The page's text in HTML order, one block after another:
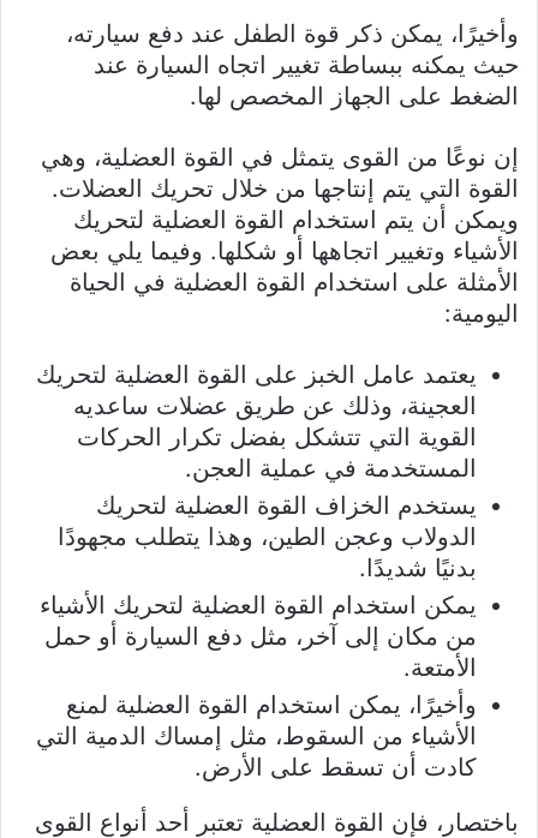
وأخيرًا، يمكن ذكر قوة الطفل عند دفع سيارته،
حيث يمكنه ببساطة تغيير اتجاه السيارة عند
الضغط على الجهاز المخصص لها.
إن نوعًا من القوى يتمثل في القوة العضلية، وهي
القوة التي يتم إنتاجها من خلال تحريك العضلات.
ويمكن أن يتم استخدام القوة العضلية لتحريك
الأشياء وتغيير اتجاهها أو شكلها. وفيما يلي بعض
الأمثلة على استخدام القوة العضلية في الحياة
اليومية:
يعتمد عامل الخبز على القوة العضلية لتحريك
العجينة، وذلك عن طريق عضلات ساعديه
القوية التي تتشكل بفضل تكرار الحركات
المستخدمة في عملية العجن.
يستخدم الخزاف القوة العضلية لتحريك
الدولاب وعجن الطين، وهذا يتطلب مجهودًا
بدنيًا شديدًا.
يمكن استخدام القوة العضلية لتحريك الأشياء
من مكان إلى آخر، مثل دفع السيارة أو حمل
الأمتعة.
وأخيرًا، يمكن استخدام القوة العضلية لمنع
الأشياء من السقوط، مثل إمساك الدمية التي
كادت أن تسقط على الأرض.
باختصار، فإن القوة العضلية تعتبر أحد أنواع القوى